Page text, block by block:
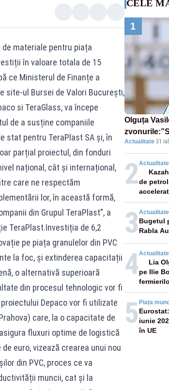
materiale pentru piața
în valoare totala de 15
ce Ministerul de Finanțe a
site-ul Bursei de Valori București,
si TeraGlass, va începe
de a susține companiile
stat pentru TeraPlast SA și, în
parțial proiectul, din fonduri
național, cât și internațional,
care ne respectăm
lor, în această formă,
din Grupul TeraPlast”, a
TeraPlast.Investiția de 6,2
pe piața granulelor din PVC
la foc, și extinderea capacitații
o alternativă superioară
din procesul tehnologic vor fi
Depaco vor fi utilizate
care, la o capacitate de
fluxuri optime de logistică
euro, vizează crearea unui nou
din PVC, proces ce va
muncii, cat și la
CELE
1
Olguța
de milioane
milioane”
Actualitate·31
2Actualitate
de
plată
3 Actualitate
Bugetul
Rabla
4Actualitate
Lia
pe Ilie
5 Piața
iunie
în UE